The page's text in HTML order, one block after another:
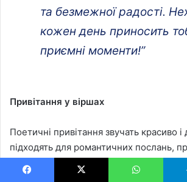
та безмежної радості.
кожен день приносить
приємні моменти!”
Привітання у віршах
Поетичні привітання звучать красиво
підходять для романтичних послань,